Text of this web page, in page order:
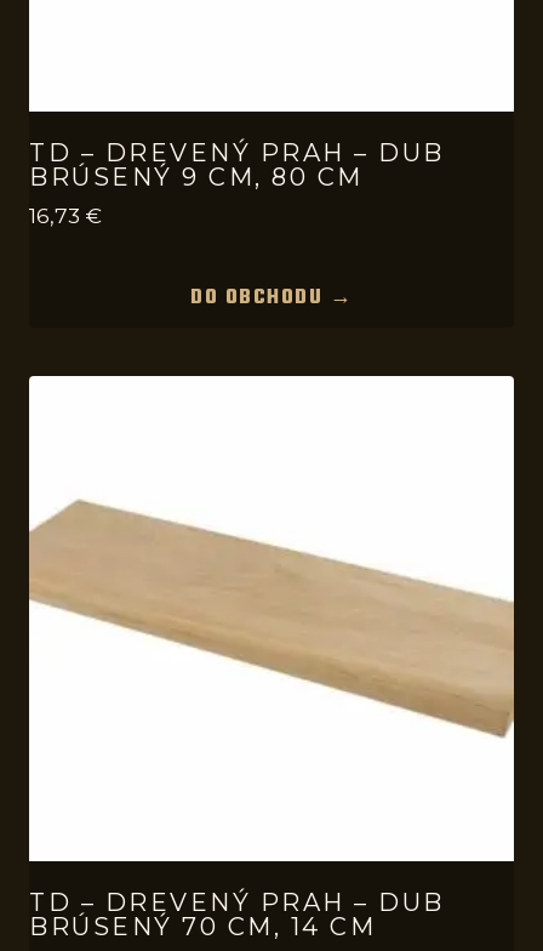
TD – DREVENÝ PRAH – DUB
BRÚSENÝ 9 CM, 80 CM
16,73 €
DO OBCHODU →
TD – DREVENÝ PRAH – DUB
BRÚSENÝ 70 CM, 14 CM